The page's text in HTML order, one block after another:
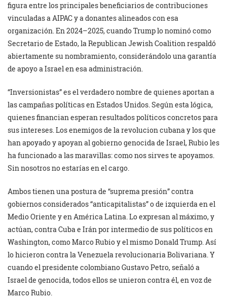
figura entre los principales beneficiarios de contribuciones
vinculadas a AIPAC y a donantes alineados con esa
organización. En 2024–2025, cuando Trump lo nominó como
Secretario de Estado, la Republican Jewish Coalition respaldó
abiertamente su nombramiento, considerándolo una garantía
de apoyo a Israel en esa administración.
“Inversionistas” es el verdadero nombre de quienes aportan a
las campañas políticas en Estados Unidos. Según esta lógica,
quienes financian esperan resultados políticos concretos para
sus intereses. Los enemigos de la revolucion cubana y los que
han apoyado y apoyan al gobierno genocida de Israel, Rubio les
ha funcionado a las maravillas: como nos sirves te apoyamos.
Sin nosotros no estarías en el cargo.
Ambos tienen una postura de “suprema presión” contra
gobiernos considerados “anticapitalistas” o de izquierda en el
Medio Oriente y en América Latina. Lo expresan al máximo, y
actúan, contra Cuba e Irán por intermedio de sus políticos en
Washington, como Marco Rubio y el mismo Donald Trump. Así
lo hicieron contra la Venezuela revolucionaria Bolivariana. Y
cuando el presidente colombiano Gustavo Petro, señaló a
Israel de genocida, todos ellos se unieron contra él, en voz de
Marco Rubio.